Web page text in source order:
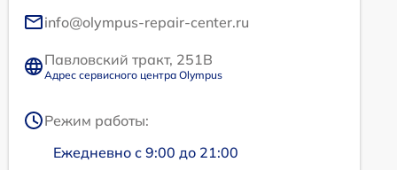
info@olympus-repair-center.ru
Павловский тракт, 251В
Адрес сервисного центра Olympus
Режим работы:
Ежедневно с 9:00 до 21:00